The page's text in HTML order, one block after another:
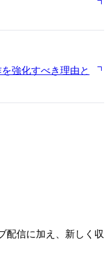
強化すべき理由と
配信に加え、新しく収